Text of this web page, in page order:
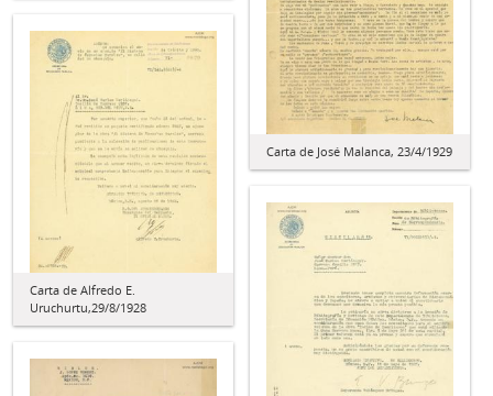
Carta de José Malanca, 23/4/1929
Carta de Alfredo E.
Uruchurtu,29/8/1928